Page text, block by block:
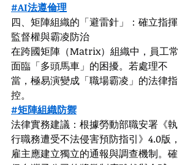
#AI法遵倫理
四、矩陣組織的「避雷針」：確立指揮
監督權與霸凌防治
在跨國矩陣（Matrix）組織中，員工常
面臨「多頭馬車」的困擾。若處理不
當，極易演變成「職場霸凌」的法律指
控。
#矩陣組織防禦
法律實務建議：根據勞動部職安署《執
行職務遭受不法侵害預防指引》4.0版，
雇主應建立獨立的通報與調查機制。確